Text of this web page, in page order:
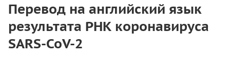
Перевод на английский язык
результата РНК коронавируса
SARS-CoV-2